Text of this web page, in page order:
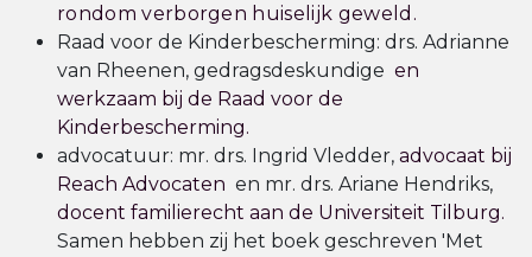
rondom verborgen huiselijk geweld.
Raad voor de Kinderbescherming: drs. Adrianne
van Rheenen, gedragsdeskundige en
werkzaam bij de Raad voor de
Kinderbescherming.
advocatuur: mr. drs. Ingrid Vledder, advocaat bij
Reach Advocaten en mr. drs. Ariane Hendriks,
docent familierecht aan de Universiteit Tilburg.
Samen hebben zij het boek geschreven 'Met